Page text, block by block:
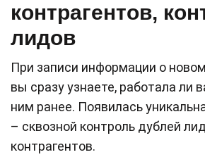
контрагентов,
лидов
При записи информации о
вы сразу узнаете, работала ли
ним ранее. Появилась
– сквозной контроль дублей
контрагентов.